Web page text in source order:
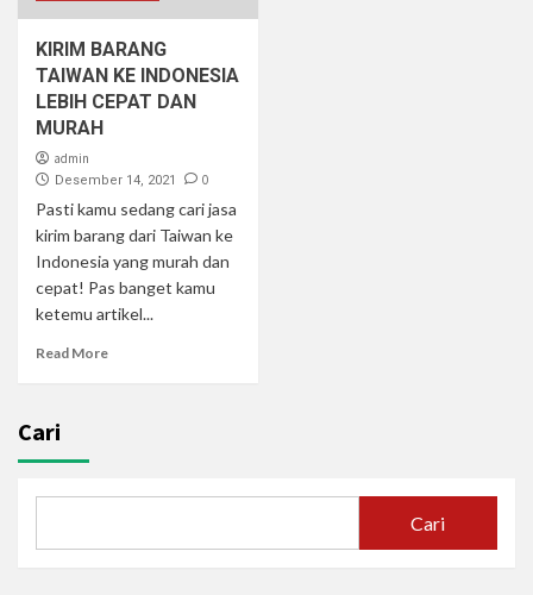
KIRIM BARANG
TAIWAN KE INDONESIA
LEBIH CEPAT DAN
MURAH
admin
Desember 14, 2021 0
Pasti kamu sedang cari jasa
kirim barang dari Taiwan ke
Indonesia yang murah dan
cepat! Pas banget kamu
ketemu artikel...
Read More
Cari
Cari